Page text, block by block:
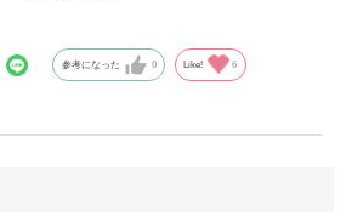
どの危険から身を守りたい場面では
と書くと、なんだか安全への意識が
を被った当地のクライマーたちが冒
参考になった 0 Like! 6